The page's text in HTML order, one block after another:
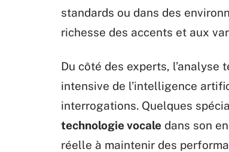
standards ou dans des
richesse des accents et aux
Du côté des experts, l’analyse
intensive de l’intelligence
interrogations. Quelques
technologie vocale dans son
réelle à maintenir des